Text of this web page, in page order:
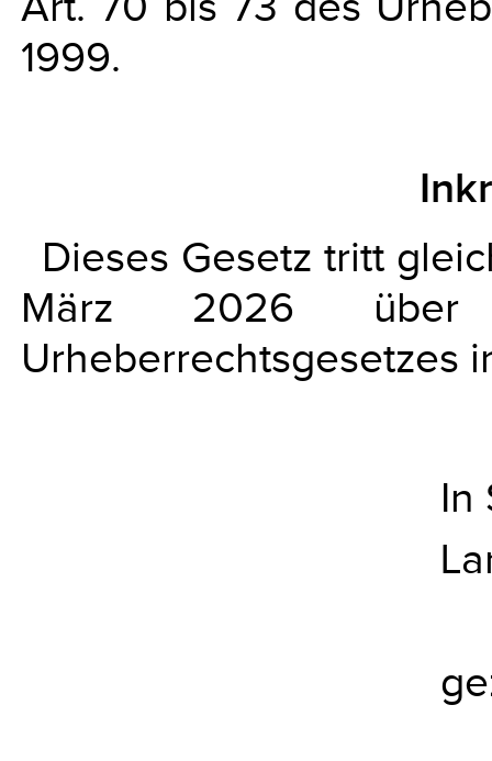
1999.
Dieses Gesetz tritt
März 2026 über
Urheberrechtsgesetzes
In